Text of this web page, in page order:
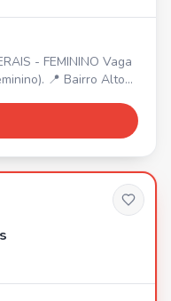
- FEMININO Vaga
📍 Bairro Alto